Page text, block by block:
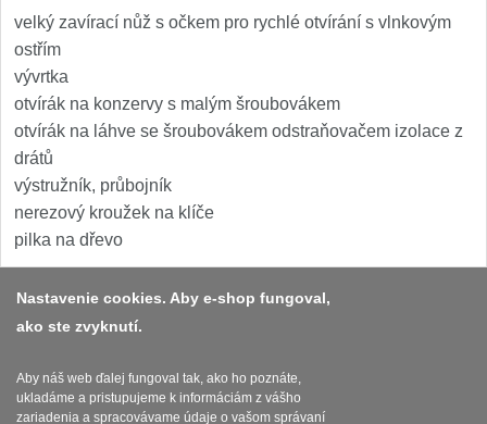
Brúsky na nože
Brúsne kamene 1
Doplnky a diely
Dopredaj 11
velký zavírací nůž s očkem pro rychlé otvírání s vlnkovým
ostřím
vývrtka
otvírák na konzervy s malým šroubovákem
otvírák na láhve se šroubovákem odstraňovačem izolace z
drátů
výstružník, průbojník
nerezový kroužek na klíče
pilka na dřevo
Platba a dodávka
Obchodní podmínky
Zasady zpracovani osobnich udaju
Nastavenie cookies. Aby e-shop fungoval,
ako ste zvyknutí.
Aby náš web ďalej fungoval tak, ako ho poznáte,
ukladáme a pristupujeme k informáciám z vášho
zariadenia a spracovávame údaje o vašom správaní